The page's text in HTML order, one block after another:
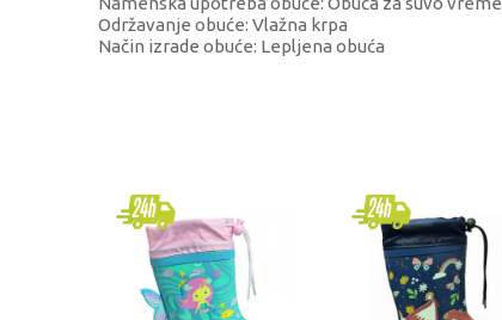
Održavanje obuće: Vlažna krpa
Način izrade obuće: Lepljena obuća
Brend
Pol
Sezona